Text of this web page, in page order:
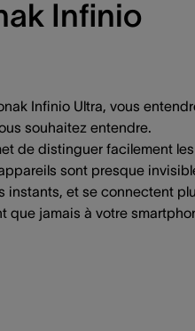
Infinio
Infinio Ultra, vous
souhaitez entendre.
de distinguer facilement les
sont presque
instants, et se connectent
que jamais à votre